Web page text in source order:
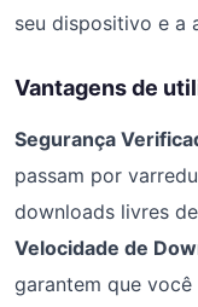
seu dispositivo e a
Vantagens de
Segurança
passam por
downloads livres
Velocidade de
garantem que